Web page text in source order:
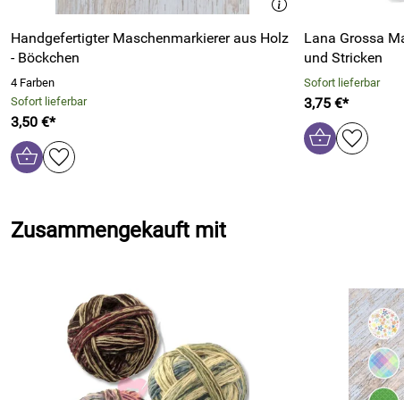
Handgefertigter Maschenmarkierer aus Holz
- Böckchen
4 Farben
Sofort lieferbar
3,50 €*
Lana Grossa
und Stricken
Sofort lieferbar
3,75 €*
Zusammengekauft mit